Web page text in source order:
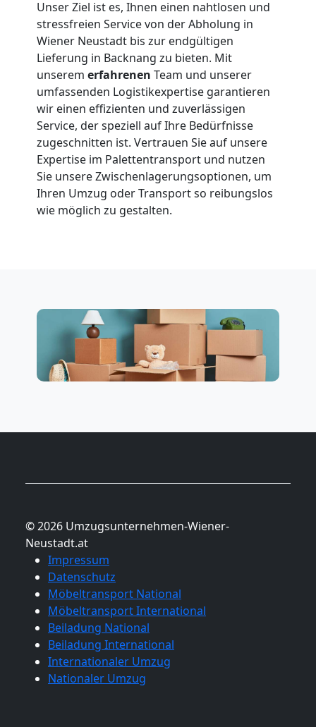
Unser Ziel ist es, Ihnen einen nahtlosen und
stressfreien Service von der Abholung in
Wiener Neustadt bis zur endgültigen
Lieferung in Backnang zu bieten. Mit
unserem erfahrenen Team und unserer
umfassenden Logistikexpertise garantieren
wir einen effizienten und zuverlässigen
Service, der speziell auf Ihre Bedürfnisse
zugeschnitten ist. Vertrauen Sie auf unsere
Expertise im Palettentransport und nutzen
Sie unsere Zwischenlagerungsoptionen, um
Ihren Umzug oder Transport so reibungslos
wie möglich zu gestalten.
© 2026 Umzugsunternehmen-Wiener-
Neustadt.at
Impressum
Datenschutz
Möbeltransport National
Möbeltransport International
Beiladung National
Beiladung International
Internationaler Umzug
Nationaler Umzug
Möbeltransport
International
Beiladung
National
Beiladung
Internationaler
Umzug
Umzug